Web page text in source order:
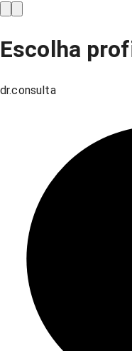
Escolha
dr.consulta